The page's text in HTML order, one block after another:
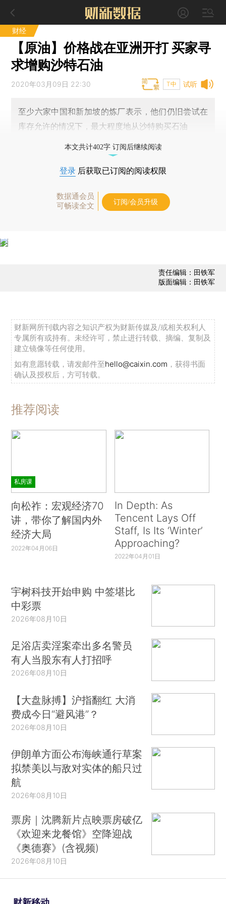
财经
【原油】价格战在亚洲开打 买家寻
求增购沙特石油
试听
2020年03月09日 22:30 T中
至少六家中国和新加坡的炼厂表示，他们仍旧尝试在
库存允许的情况下，最大程度地从沙特购买石油
本文共计402字 订阅后继续阅读
登录 后获取已订阅的阅读权限
数据通会员
可畅读全文
订阅/会员升级
责任编辑：田铁军
版面编辑：田铁军
财新网所刊载内容之知识产权为财新传媒及/或相关权利人
专属所有或持有。未经许可，禁止进行转载、摘编、复制及
建立镜像等任何使用。
如有意愿转载，请发邮件至hello@caixin.com ，获得书面
确认及授权后，方可转载。
推荐阅读
私房课
向松祚：宏观经济70
讲，带你了解国内外
经济大局
2022年04月06日
In Depth: As
Tencent Lays Off
Staff, Is Its ‘Winter’
Approaching?
2022年04月01日
宇树科技开始申购 中签堪比
中彩票
2026年08月10日
足浴店卖淫案牵出多名警员
有人当股东有人打招呼
2026年08月10日
【大盘脉搏】沪指翻红 大消
费成今日“避风港”？
2026年08月10日
伊朗单方面公布海峡通行草案
拟禁美以与敌对实体的船只过
航
2026年08月10日
票房｜沈腾新片点映票房破亿
《欢迎来龙餐馆》空降迎战
《奥德赛》(含视频)
2026年08月10日